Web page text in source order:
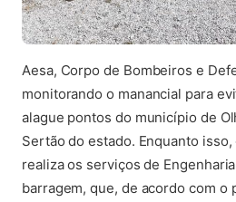
Aesa, Corpo de Bombeiros e
monitorando o manancial para
alague pontos do município de
Sertão do estado. Enquanto
realiza os serviços de
barragem, que, de acordo com o